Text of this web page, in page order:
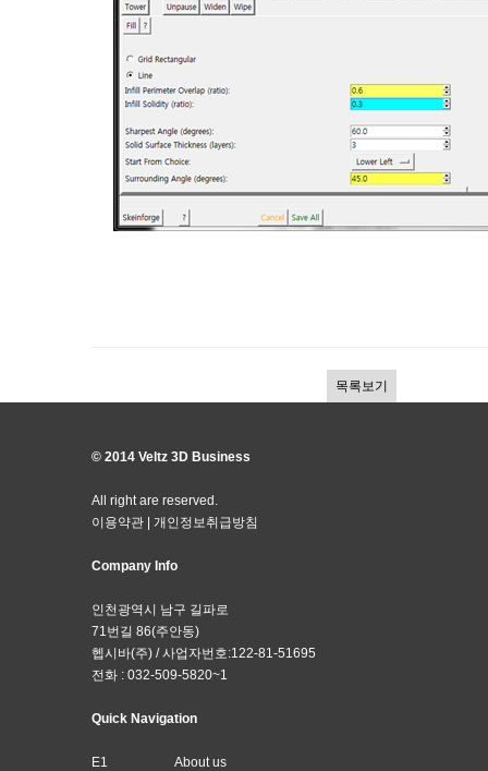
목록보기
© 2014 Veltz 3D Business
All right are reserved.
이용약관 | 개인정보취급방침
Company Info
인천광역시 남구 길파로
71번길 86(주안동)
헵시바(주) / 사업자번호:122-81-51695
전화 : 032-509-5820~1
Quick Navigation
E1 About us